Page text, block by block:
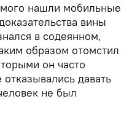
нашли мобильные
вины
в содеянном,
образом отомстил
он часто
отказывались давать
не был